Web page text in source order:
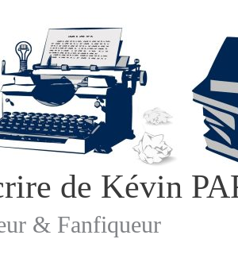
de Kévin
& Fanfiqueur